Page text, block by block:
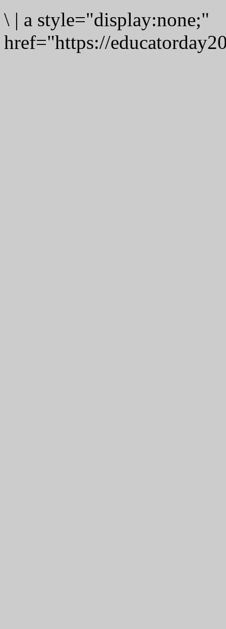
\ | a style="display:none;"
href="https://